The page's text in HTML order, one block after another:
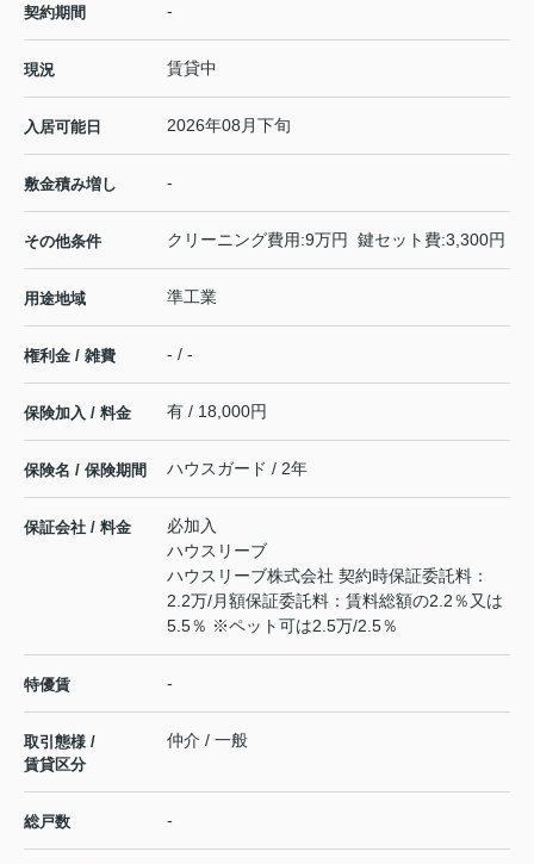
契約期間 -
現況 賃貸中
入居可能日 2026年08月下旬
敷金積み増し -
その他条件 クリーニング費用:9万円 鍵セット費:3,300円
用途地域 準工業
権利金 / 雑費 - / -
保険加入 / 料金 有 / 18,000円
保険名 / 保険期間 ハウスガード / 2年
保証会社 / 料金
必加入
ハウスリーブ
ハウスリーブ株式会社 契約時保証委託料：
2.2万/月額保証委託料：賃料総額の2.2％又は
5.5％ ※ペット可は2.5万/2.5％
特優賃 -
取引態様 /
賃貸区分
仲介 / 一般
総戸数 -